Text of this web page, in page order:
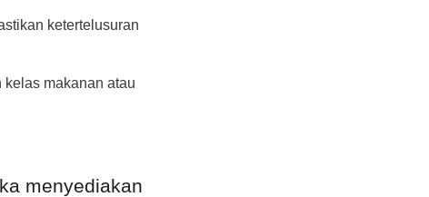
ketertelusuran
makanan atau
menyediakan